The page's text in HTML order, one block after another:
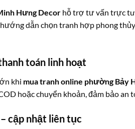
Hưng Decor hỗ trợ tư vấn trực
dẫn chọn tranh hợp phong
toán linh hoạt
khi mua tranh online phường Bảy
hoặc chuyển khoản, đảm bảo an
cập nhật liên tục